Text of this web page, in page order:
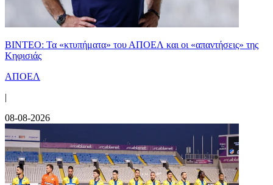
ΒΙΝΤΕΟ: Τα «κτυπήματα» του ΑΠΟΕΛ και οι «απαντήσεις» της
Κηφισιάς
ΑΠΟΕΛ
|
08-08-2026